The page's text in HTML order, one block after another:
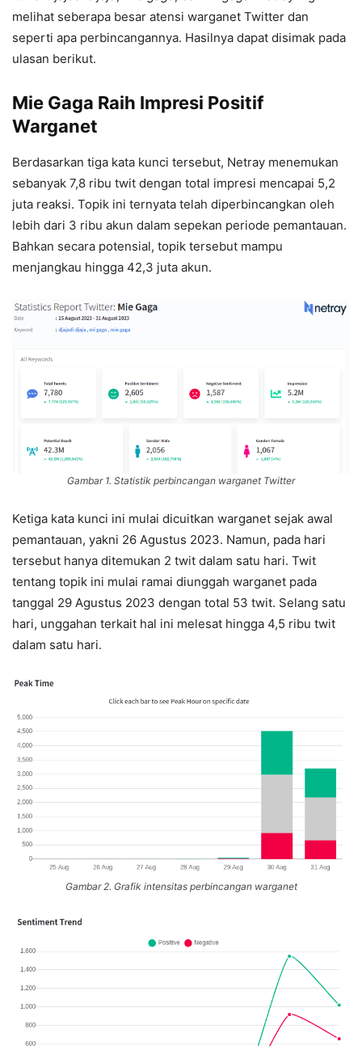
melihat seberapa besar atensi warganet Twitter dan
seperti apa perbincangannya. Hasilnya dapat disimak pada
ulasan berikut.
Mie Gaga Raih Impresi Positif
Warganet
Berdasarkan tiga kata kunci tersebut, Netray menemukan
sebanyak 7,8 ribu twit dengan total impresi mencapai 5,2
juta reaksi. Topik ini ternyata telah diperbincangkan oleh
lebih dari 3 ribu akun dalam sepekan periode pemantauan.
Bahkan secara potensial, topik tersebut mampu
menjangkau hingga 42,3 juta akun.
Gambar 1. Statistik perbincangan warganet Twitter
Ketiga kata kunci ini mulai dicuitkan warganet sejak awal
pemantauan, yakni 26 Agustus 2023. Namun, pada hari
tersebut hanya ditemukan 2 twit dalam satu hari. Twit
tentang topik ini mulai ramai diunggah warganet pada
tanggal 29 Agustus 2023 dengan total 53 twit. Selang satu
hari, unggahan terkait hal ini melesat hingga 4,5 ribu twit
dalam satu hari.
Gambar 2. Grafik intensitas perbincangan warganet